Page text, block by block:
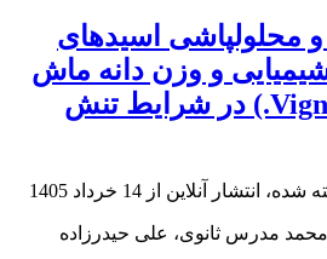
و محلول‏پاشی اسیدهای
و وزن دانه ماش
سبز (Vigna radiata L.) در شرایط تنش
شده، انتشار آنلاین از 14 خرداد 1405
محمد مدرس ثانوی، علی حیدرزاده